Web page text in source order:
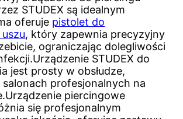
STUDEX są idealnym
oferuje pistolet do
, który zapewnia precyzyjny
ograniczając dolegliwości
STUDEX do
jest prosty w obsłudze,
profesjonalnych na
piercingowe
się profesjonalnym